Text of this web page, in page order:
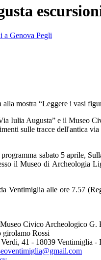
a Genova Pegli
alla mostra “Leggere i vasi
Iulia Augusta” e il Museo
sulle tracce dell'antica
sabato 5 aprile,
il Museo di Archeologia
Ventimiglia alle ore 7.57
Rossi
41 - 18039 Ventimiglia -